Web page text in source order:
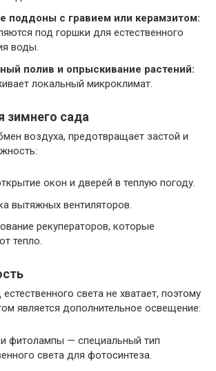
поддоны с гравием или керамзитом:
под горшки для естественного
воды.
полив и опрыскивание растений:
локальный микроклимат.
зимнего сада
воздуха, предотвращает застой и
окон и дверей в теплую погоду.
вытяжных вентиляторов.
рекуператоров, которые
тепло.
света не хватает, поэтому
является дополнительное освещение:
фитолампы — специальный тип
света для фотосинтеза.